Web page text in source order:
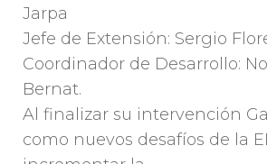
Jarpa
Jefe de Extensión: Sergio
Coordinador de Desarrollo:
Bernat.
Al finalizar su intervención
como nuevos desafíos de la